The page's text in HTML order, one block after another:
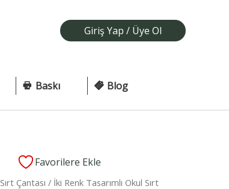
Giriş Yap / Üye Ol
Baskı Blog
Favorilere Ekle
Sırt Çantası / İki Renk Tasarımlı Okul Sırt